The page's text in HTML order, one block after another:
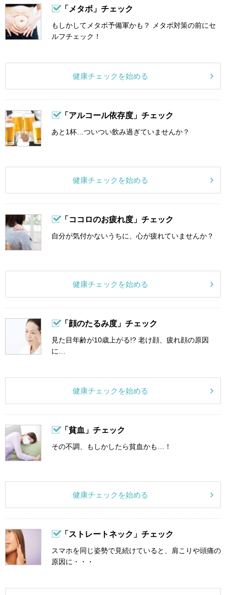
「メタボ」チェック
もしかしてメタボ予備軍かも？ メタボ対策の前にセ
ルフチェック！
健康チェックを始める
「アルコール依存度」チェック
あと1杯…ついつい飲み過ぎていませんか？
健康チェックを始める
「ココロのお疲れ度」チェック
自分が気付かないうちに、心が疲れていませんか？
健康チェックを始める
「顔のたるみ度」チェック
見た目年齢が10歳上がる!? 老け顔、疲れ顔の原因
に…
健康チェックを始める
「貧血」チェック
その不調、もしかしたら貧血かも…！
健康チェックを始める
「ストレートネック」チェック
スマホを同じ姿勢で見続けていると、肩こりや頭痛の
原因に・・・